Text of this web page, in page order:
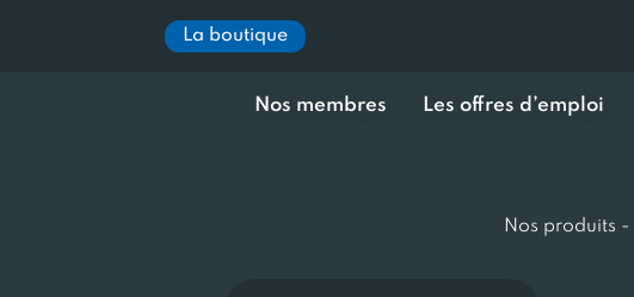
La boutique
Nos membres Les offres d’emploi
Nos produits -